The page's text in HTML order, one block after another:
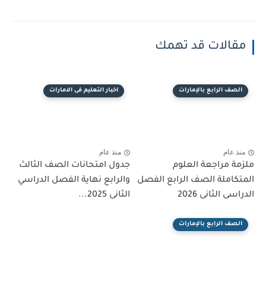
مقالات قد تهمك
الصف الرابع بالإمارات
منذ عام
ملزمة مراجعة العلوم
المتكاملة الصف الرابع الفصل
الدراسى الثانى 2026
اخبار التعليم فى الامارات
منذ عام
جدول امتحانات الصف الثالث
والرابع نهاية الفصل الدراسي
الثانى 2025...
الصف الرابع بالإمارات